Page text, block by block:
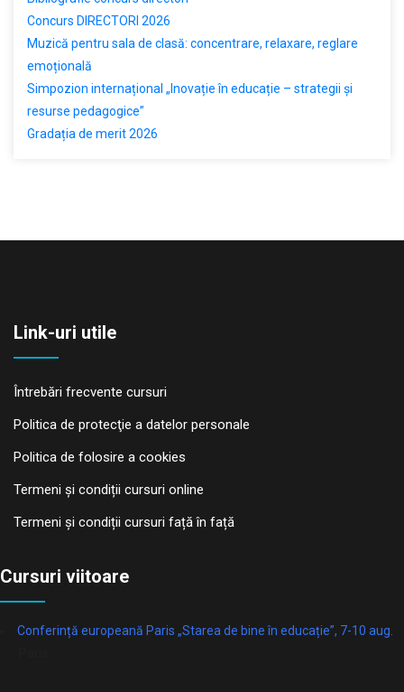
Concurs DIRECTORI 2026
Muzică pentru sala de clasă: concentrare, relaxare, reglare
emoțională
Simpozion internațional „Inovație în educație – strategii și
resurse pedagogice”
Gradația de merit 2026
Link-uri utile
Întrebări frecvente cursuri
Politica de protecţie a datelor personale
Politica de folosire a cookies
Termeni și condiții cursuri online
Termeni și condiții cursuri față în față
Cursuri viitoare
Conferință europeană Paris „Starea de bine în educație”, 7-10 aug.